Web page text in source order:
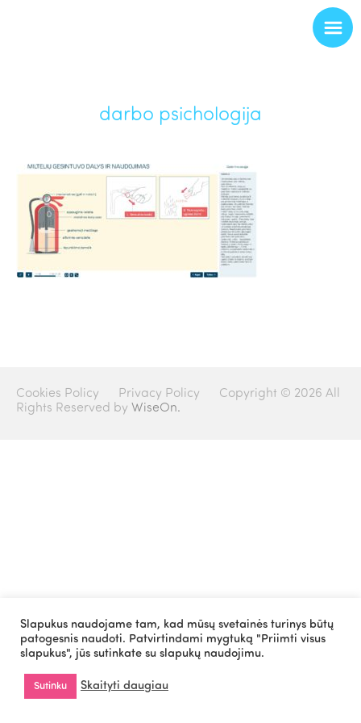
darbo psichologija
Cookies Policy Privacy Policy
Copyright © 2026 All
Rights Reserved by WiseOn.
Slapukus naudojame tam, kad mūsų svetainės turinys būtų
patogesnis naudoti. Patvirtindami mygtuką "Priimti visus
slapukus", jūs sutinkate su slapukų naudojimu.
Sutinku Skaityti daugiau